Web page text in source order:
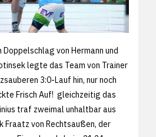
von Hermann und
legte das Team von Trainer
3:0-Lauf hin, nur noch
Frisch Auf! gleichzeitig das
traf zweimal unhaltbar aus
Fraatz von Rechtsaußen, der